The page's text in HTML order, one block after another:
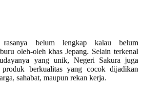
belum lengkap kalau belum
oleh-oleh khas Jepang. Selain terkenal
yang unik, Negeri Sakura juga
produk berkualitas yang cocok dijadikan
sahabat, maupun rekan kerja.